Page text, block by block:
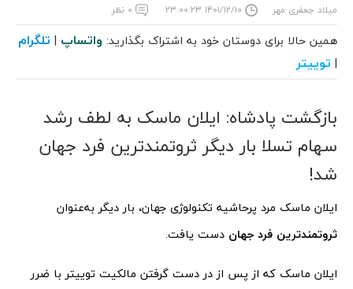
میلاد جعفری مهر ۱۴۰۱/۱۲/۱۰ ۲۳:۰۰:۲۳ ۰ نظر
همین حالا برای دوستان خود به اشتراک بگذارید: واتساپ | تلگرام
| توییتر
بازگشت پادشاه: ایلان ماسک به لطف رشد
سهام تسلا بار دیگر ثروتمندترین فرد جهان
شد!
ایلان ماسک مرد پرحاشیه تکنولوژی جهان، بار دیگر به‌عنوان
ثروتمندترین فرد جهان دست یافت.
ایلان ماسک که از پس از در دست گرفتن مالکیت توییتر با ضرر